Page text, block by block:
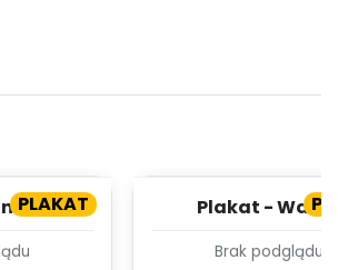
PLAKAT Plakat -
Brak podglądu